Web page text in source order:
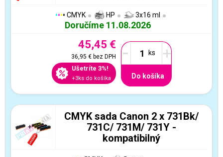
CMYK HP 3x16 ml
Doručíme 11.08.2026
45,45 €
36,95 €bez DPH
Ušetríte 3%!
+3ks do košíka
- +
Do košíka
CMYK sada Canon 2 x 731Bk/
731C/ 731M/ 731Y -
kompatibilný